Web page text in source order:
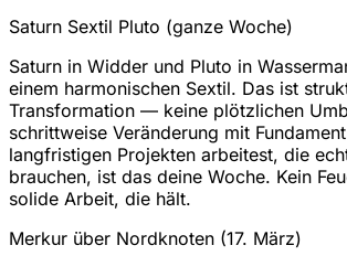
Saturn Sextil Pluto (ganze Woche)
Saturn in Widder und Pluto in
einem harmonischen Sextil. Das ist
Transformation — keine plötzlichen
schrittweise Veränderung mit
langfristigen Projekten arbeitest, die
brauchen, ist das deine Woche. Kein
solide Arbeit, die hält.
Merkur über Nordknoten (17. März)